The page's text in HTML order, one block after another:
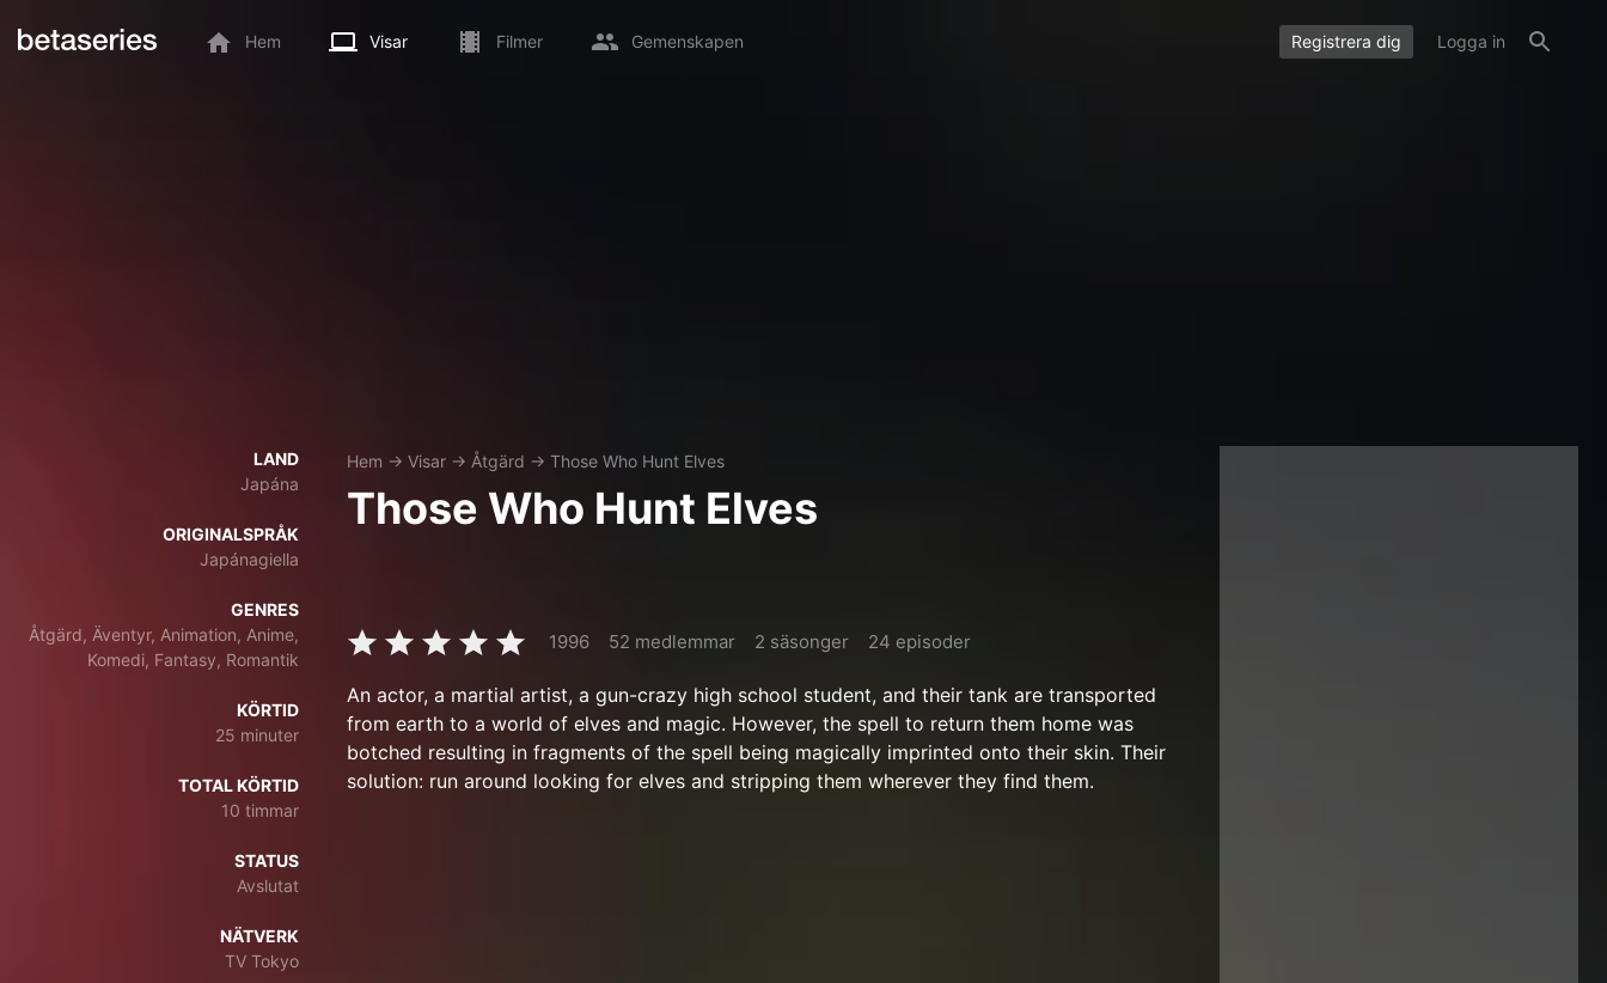
Hem Visar Filmer Gemenskapen Registrera dig Logga in
LAND
Japána
ORIGINALSPRÅK
Japánagiella
GENRES
Åtgärd, Äventyr, Animation, Anime,
Komedi, Fantasy, Romantik
KÖRTID
25 minuter
TOTAL KÖRTID
10 timmar
STATUS
Avslutat
NÄTVERK
TV Tokyo
Hem → Visar → Åtgärd → Those Who Hunt Elves
Those Who Hunt Elves
1996 52 medlemmar 2 säsonger 24 episoder
An actor, a martial artist, a gun-crazy high school student, and their tank are transported
from earth to a world of elves and magic. However, the spell to return them home was
botched resulting in fragments of the spell being magically imprinted onto their skin. Their
solution: run around looking for elves and stripping them wherever they find them.